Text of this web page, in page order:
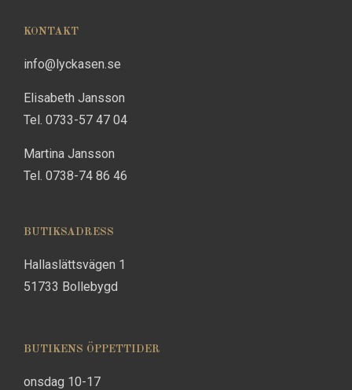
KONTAKT
info@lyckasen.se
Elisabeth Jansson
Tel. 0733-57 47 04
Martina Jansson
Tel. 0738-74 86 46
BUTIKSADRESS
Hallaslättsvägen 1
51733 Bollebygd
BUTIKENS ÖPPETTIDER
onsdag 10-17